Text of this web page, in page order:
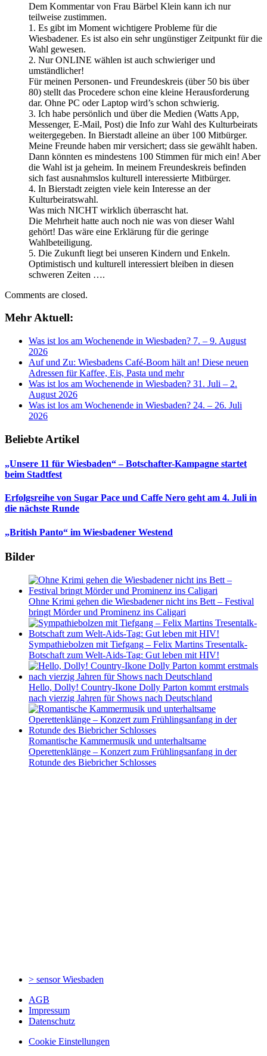
Dem Kommentar von Frau Bärbel Klein kann ich nur
teilweise zustimmen.
1. Es gibt im Moment wichtigere Probleme für die
Wiesbadener. Es ist also ein sehr ungünstiger Zeitpunkt für die
Wahl gewesen.
2. Nur ONLINE wählen ist auch schwieriger und
umständlicher!
Für meinen Personen- und Freundeskreis (über 50 bis über
80) stellt das Procedere schon eine kleine Herausforderung
dar. Ohne PC oder Laptop wird’s schon schwierig.
3. Ich habe persönlich und über die Medien (Watts App,
Messenger, E-Mail, Post) die Info zur Wahl des Kulturbeirats
weitergegeben. In Bierstadt alleine an über 100 Mitbürger.
Meine Freunde haben mir versichert; dass sie gewählt haben.
Dann könnten es mindestens 100 Stimmen für mich ein! Aber
die Wahl ist ja geheim. In meinem Freundeskreis befinden
sich fast ausnahmslos kulturell interessierte Mitbürger.
4. In Bierstadt zeigten viele kein Interesse an der
Kulturbeiratswahl.
Was mich NICHT wirklich überrascht hat.
Die Mehrheit hatte auch noch nie was von dieser Wahl
gehört! Das wäre eine Erklärung für die geringe
Wahlbeteiligung.
5. Die Zukunft liegt bei unseren Kindern und Enkeln.
Optimistisch und kulturell interessiert bleiben in diesen
schweren Zeiten ….
Comments are closed.
Mehr Aktuell:
Was ist los am Wochenende in Wiesbaden? 7. – 9. August
2026
Auf und Zu: Wiesbadens Café-Boom hält an! Diese neuen
Adressen für Kaffee, Eis, Pasta und mehr
Was ist los am Wochenende in Wiesbaden? 31. Juli – 2.
August 2026
Was ist los am Wochenende in Wiesbaden? 24. – 26. Juli
2026
Beliebte Artikel
„Unsere 11 für Wiesbaden“ – Botschafter-Kampagne startet
beim Stadtfest
Erfolgsreihe von Sugar Pace und Caffe Nero geht am 4. Juli in
die nächste Runde
„British Panto“ im Wiesbadener Westend
Bilder
Ohne Krimi gehen die Wiesbadener nicht ins Bett – Festival
bringt Mörder und Prominenz ins Caligari
Sympathiebolzen mit Tiefgang – Felix Martins Tresentalk-
Botschaft zum Welt-Aids-Tag: Gut leben mit HIV!
Hello, Dolly! Country-Ikone Dolly Parton kommt erstmals
nach vierzig Jahren für Shows nach Deutschland
Romantische Kammermusik und unterhaltsame
Operettenklänge – Konzert zum Frühlingsanfang in der
Rotunde des Biebricher Schlosses
> sensorWiesbaden
AGB
Impressum
Datenschutz
Cookie Einstellungen